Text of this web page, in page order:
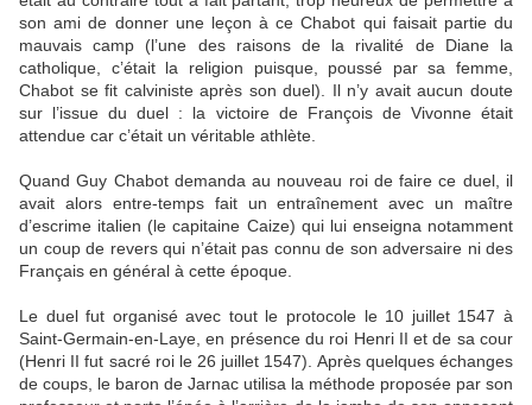
son ami de donner une leçon à ce Chabot qui faisait partie du
mauvais camp (l’une des raisons de la rivalité de Diane la
catholique, c’était la religion puisque, poussé par sa femme,
Chabot se fit calviniste après son duel). Il n’y avait aucun doute
sur l’issue du duel : la victoire de François de Vivonne était
attendue car c’était un véritable athlète.
Quand Guy Chabot demanda au nouveau roi de faire ce duel, il
avait alors entre-temps fait un entraînement avec un maître
d’escrime italien (le capitaine Caize) qui lui enseigna notamment
un coup de revers qui n’était pas connu de son adversaire ni des
Français en général à cette époque.
Le duel fut organisé avec tout le protocole le 10 juillet 1547 à
Saint-Germain-en-Laye, en présence du roi Henri II et de sa cour
(Henri II fut sacré roi le 26 juillet 1547). Après quelques échanges
de coups, le baron de Jarnac utilisa la méthode proposée par son